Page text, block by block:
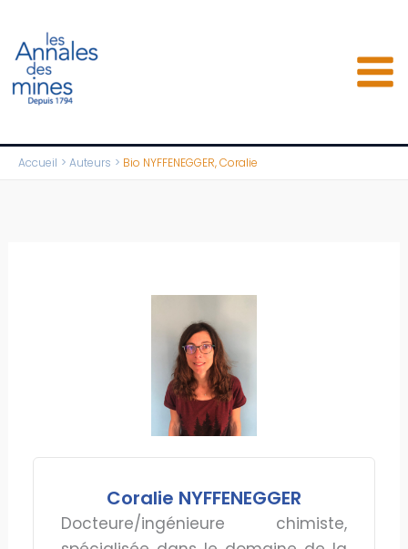
contenu
Accueil Auteurs Bio NYFFENEGGER, Coralie
Coralie NYFFENEGGER
Docteure/ingénieure chimiste,